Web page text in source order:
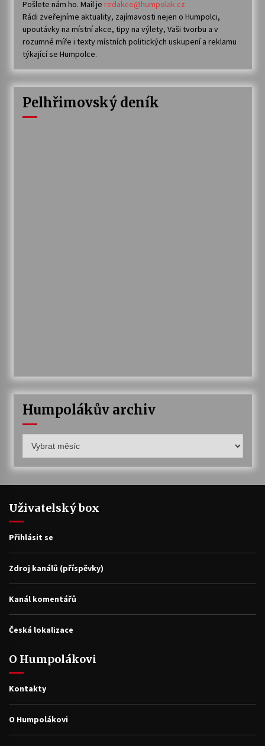
Pošlete nám ho. Mail je redakce@humpolak.cz
Rádi zveřejníme aktuality, zajímavosti nejen o Humpolci,
upoutávky na místní akce, tipy na výlety, Vaši tvorbu a v
rozumné míře i texty místních politických uskupení a reklamu
týkající se Humpolce.
Pelhřimovský deník
Humpolákův archiv
archiv
Uživatelský box
Přihlásit se
Zdroj kanálů (příspěvky)
Kanál komentářů
Česká lokalizace
O Humpolákovi
Kontakty
O Humpolákovi